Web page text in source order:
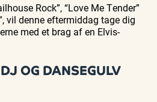
Rock”, “Love Me Tender”
vil denne eftermiddag tage dig
med et brag af en Elvis-
OG DANSEGULV